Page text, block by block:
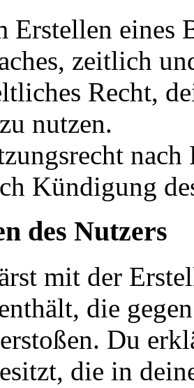
Erstellen eines
zeitlich
Recht,
nutzen.
Kündigung
des Nutzers
mit der
die
Du
die in